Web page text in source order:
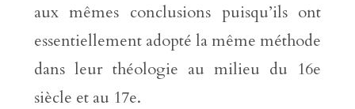
aux mêmes conclusions puisqu’ils ont
essentiellement adopté la même méthode
dans leur théologie au milieu du 16e
siècle et au 17e.